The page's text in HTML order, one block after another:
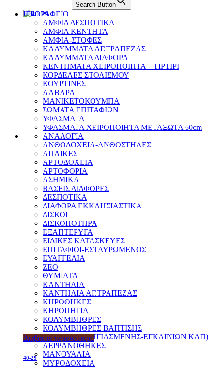
Search Button
ΙΕΡΟΡΑΦΕΙΟ
ΑΜΦΙΑ ΔΕΣΠΟΤΙΚΑ
ΑΜΦΙΑ ΚΕΝΤΗΤΑ
ΑΜΦΙΑ-ΣΤΟΦΕΣ
ΚΑΛΥΜΜΑΤΑ ΑΓ.ΤΡΑΠΕΖΑΣ
ΚΑΛΥΜΜΑΤΑ ΔΙΑΦΟΡΑ
ΚΕΝΤΗΜΑΤΑ ΧΕΙΡΟΠΟΙΗΤΑ – ΤΙΡΤΙΡΙ
ΚΟΡΔΕΛΕΣ ΣΤΟΛΙΣΜΟΥ
ΚΟΥΡΤΙΝΕΣ
ΛΑΒΑΡΑ
ΜΑΝΙΚΕΤΟΚΟΥΜΠΑ
ΣΩΜΑΤΑ ΕΠΙΤΑΦΙΩΝ
ΥΦΑΣΜΑΤΑ
ΥΦΑΣΜΑΤΑ ΧΕΙΡΟΠΟΙΗΤΑ ΜΕΤΑΞΩΤΑ 60cm
ΑΝΑΛΟΓΙΑ
ΑΝΘΟΔΟΧΕΙΑ-ΑΝΘΟΣΤΗΛΕΣ
ΑΠΛΙΚΕΣ
ΑΡΤΟΔΟΧΕΙΑ
ΑΡΤΟΦΟΡΙΑ
ΑΣΗΜΙΚΑ
ΒΑΣΕΙΣ ΔΙΑΦΟΡΕΣ
ΔΕΣΠΟΤΙΚΑ
ΔΙΑΦΟΡΑ ΕΚΚΛΗΣΙΑΣΤΙΚΑ
ΔΙΣΚΟΙ
ΔΙΣΚΟΠΟΤΗΡΑ
ΕΞΑΠΤΕΡΥΓΑ
ΕΙΔΙΚΕΣ ΚΑΤΑΣΚΕΥΕΣ
ΕΠΙΤΑΦΙΟΙ-ΕΣΤΑΥΡΩΜΕΝΟΣ
ΕΥΑΓΓΕΛΙΑ
ΖΕΟ
ΘΥΜΙΑΤΑ
ΚΑΝΤΗΛΙΑ
ΚΑΝΤΗΛΙΑ ΑΓ.ΤΡΑΠΕΖΑΣ
ΚΗΡΟΘΗΚΕΣ
ΚΗΡΟΠΗΓΙΑ
ΚΟΛΥΜΒΗΘΡΕΣ
ΚΟΛΥΜΒΗΘΡΕΣ ΒΑΠΤΙΣΗΣ
ΚΟΥΤΙΑ(ΠΡΟΗΓΙΑΣΜΕΝΗΣ-ΕΓΚΑΙΝΙΩΝ ΚΛΠ)
ΛΕΙΨΑΝΟΘΗΚΕΣ
ΜΑΝΟΥΑΛΙΑ
ΜΥΡΟΔΟΧΕΙΑ
Διαβάστε περισσότερα
40-29